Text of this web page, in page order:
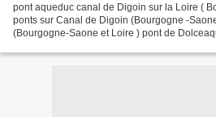
pont aqueduc canal de Digoin sur la Loire (
ponts sur Canal de Digoin (Bourgogne -
(Bourgogne-Saone et Loire ) pont de